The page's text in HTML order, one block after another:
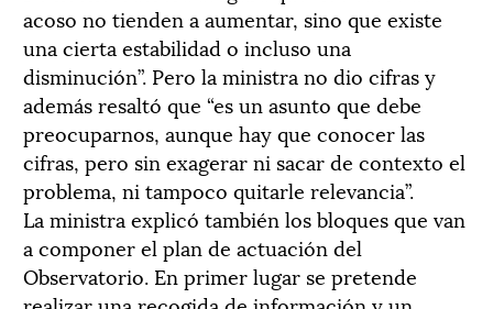
acoso no tienden a aumentar, sino que existe
una cierta estabilidad o incluso una
disminución”. Pero la ministra no dio cifras y
además resaltó que “es un asunto que debe
preocuparnos, aunque hay que conocer las
cifras, pero sin exagerar ni sacar de contexto el
problema, ni tampoco quitarle relevancia”.
La ministra explicó también los bloques que van
a componer el plan de actuación del
Observatorio. En primer lugar se pretende